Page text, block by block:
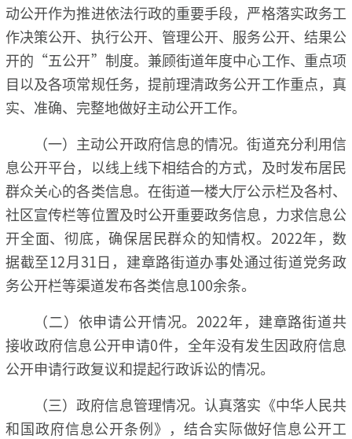
动公开作为推进依法行政的重要手段，严格落实政务工
作决策公开、执行公开、管理公开、服务公开、结果公
开的“五公开”制度。兼顾街道年度中心工作、重点项
目以及各项常规任务，提前理清政务公开工作重点，真
实、准确、完整地做好主动公开工作。
（一）主动公开政府信息的情况。街道充分利用信
息公开平台，以线上线下相结合的方式，及时发布居民
群众关心的各类信息。在街道一楼大厅公示栏及各村、
社区宣传栏等位置及时公开重要政务信息，力求信息公
开全面、彻底，确保居民群众的知情权。2022年，数
据截至12月31日，建章路街道办事处通过街道党务政
务公开栏等渠道发布各类信息100余条。
（二）依申请公开情况。2022年，建章路街道共
接收政府信息公开申请0件，全年没有发生因政府信息
公开申请行政复议和提起行政诉讼的情况。
（三）政府信息管理情况。认真落实《中华人民共
和国政府信息公开条例》，结合实际做好信息公开工